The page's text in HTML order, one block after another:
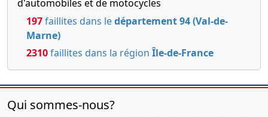
d'automobiles et de motocycles
197faillites dans ledépartement 94 (Val-de-
Marne)
2310faillites dans la région Île-de-France
Qui sommes-nous?